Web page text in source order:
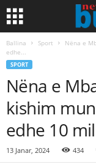
Ballina Sport
Nëna e
edhe...
SPORT
Nëna e
kishim
edhe 10
13 Janar, 2024 434